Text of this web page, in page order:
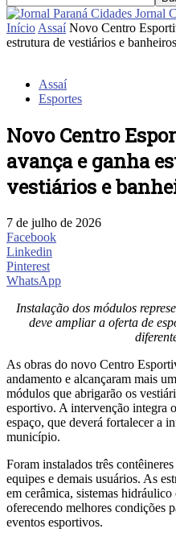
Jornal
Início Assaí Novo Centro
estrutura de vestiários e
Assaí
Esportes
Novo Centro
avança e ganha
vestiários e
7 de julho de 2026
Facebook
Linkedin
Pinterest
WhatsApp
Instalação dos módulos
deve ampliar a oferta de
As obras do novo Centro
andamento e alcançaram mais
módulos que abrigarão os
esportivo. A intervenção integra
espaço, que deverá fortalecer a
município.
Foram instalados três
equipes e demais usuários. As
em cerâmica, sistemas
oferecendo melhores condições
eventos esportivos.